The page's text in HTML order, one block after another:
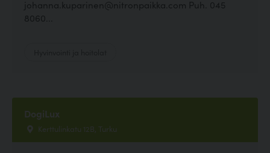
johanna.kuparinen@nitronpaikka.com Puh. 045
8060...
DogiLux
Kerttulinkatu 12B, Turku